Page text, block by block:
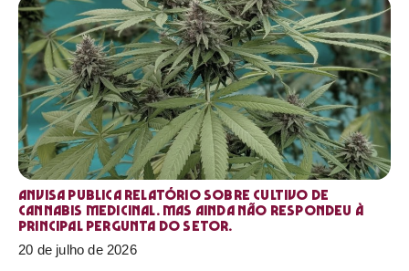
Anvisa publica relatório sobre cultivo de
Cannabis medicinal. Mas ainda não respondeu à
principal pergunta do setor.
20 de julho de 2026